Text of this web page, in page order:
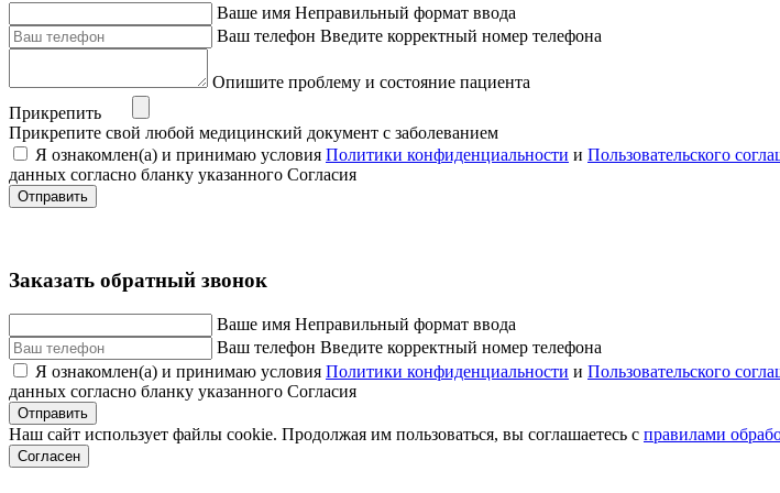
Ваше имя Неправильный формат ввода
Ваш телефон Введите корректный номер телефона
Опишите проблему и состояние пациента
Прикрепить
Прикрепите свой любой медицинский документ с заболеванием
Я ознакомлен(а) и принимаю условия Политики конфиденциальности и Пользовательского
данных согласно бланку указанного Согласия
Отправить
Заказать обратный звонок
Ваше имя Неправильный формат ввода
Ваш телефон Введите корректный номер телефона
Я ознакомлен(а) и принимаю условия Политики конфиденциальности и Пользовательского
данных согласно бланку указанного Согласия
Отправить
Наш сайт использует файлы cookie. Продолжая им пользоваться, вы соглашаетесь c правилами
Согласен